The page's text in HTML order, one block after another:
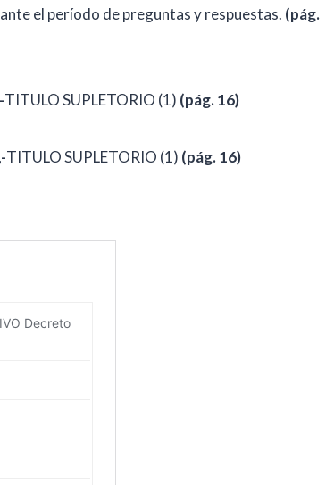
el período de preguntas y respuestas. (pág.
TITULO SUPLETORIO (1) (pág. 16)
TITULO SUPLETORIO (1) (pág. 16)